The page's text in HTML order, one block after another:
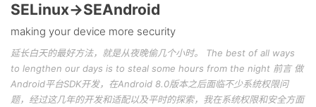
SELinux->SEAndroid
making your device more security
延长白天的最好方法，就是从夜晚偷几个小时。 The best of all ways
to lengthen our days is to steal some hours from the night 前言 做
Android平台SDK开发，在Android 8.0版本之后面临不少系统权限问
题，经过这几年的开发和适配以及平时的探索，我在系统权限和安全方面